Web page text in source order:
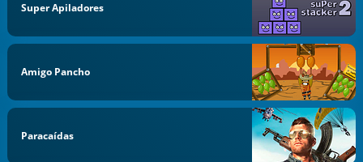
Super Apiladores
Amigo Pancho
Paracaídas